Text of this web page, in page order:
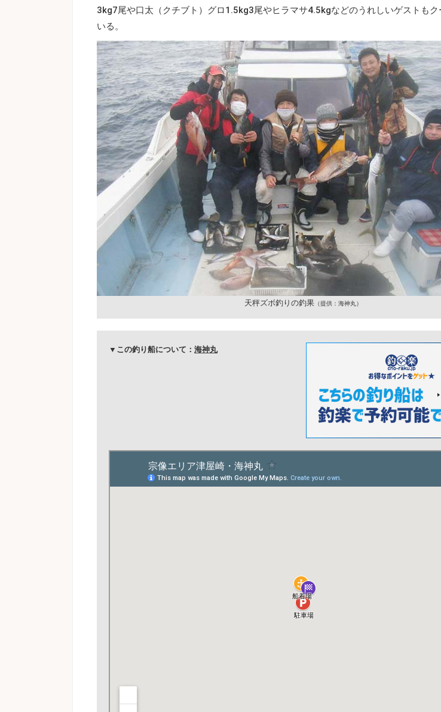
3kg7尾や口太（クチブト）グロ1.5kg3尾やヒラマサ4.5kgなどのうれしいゲストもク
いる。
天秤ズボ釣りの釣果（提供：海神丸）
▼この釣り船について： 海神丸